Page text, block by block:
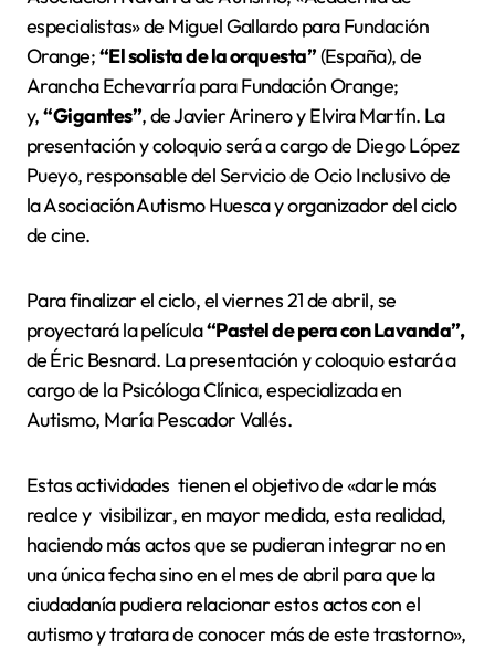
especialistas» de Miguel Gallardo para Fundación
Orange;“El solista de la orquesta”(España), de
Arancha Echevarría para Fundación Orange;
y,“Gigantes”, de Javier Arinero y Elvira Martín. La
presentación y coloquio será a cargo de Diego López
Pueyo, responsable del Servicio de Ocio Inclusivo de
la Asociación Autismo Huesca y organizador del ciclo
de cine.
Para finalizar el ciclo, el viernes 21 de abril, se
proyectará la película“Pastel de pera con Lavanda”,
deÉric Besnard. La presentación y coloquio estará a
cargo de la Psicóloga Clínica, especializada en
Autismo, María Pescador Vallés.
Estas actividades tienen el objetivo de «darle más
realce y visibilizar, en mayor medida, esta realidad,
haciendo más actos que se pudieran integrar no en
una única fecha sino en el mes de abril para que la
ciudadanía pudiera relacionar estos actos con el
autismo y tratara de conocer más de este trastorno»,